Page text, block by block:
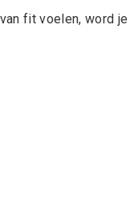
fit voelen, word je